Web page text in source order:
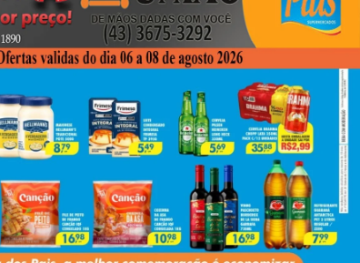
Polícia Civil Prende Cinco E
Apreende Drogas, Arma E
Munições Em Nova Esperança
Next